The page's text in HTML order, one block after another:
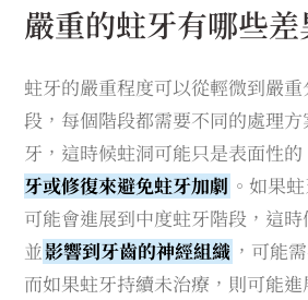
嚴重的蛀牙有哪些差
蛀牙的嚴重程度可以從輕微到嚴
段，每個階段都需要不同的處理
牙，這時候蛀洞可能只是表面性的
牙或修復來避免蛀牙加劇 。如果
可能會進展到中度蛀牙階段，這
並影響到牙齒的神經組織 ，可能
而如果蛀牙持續未治療，則可能